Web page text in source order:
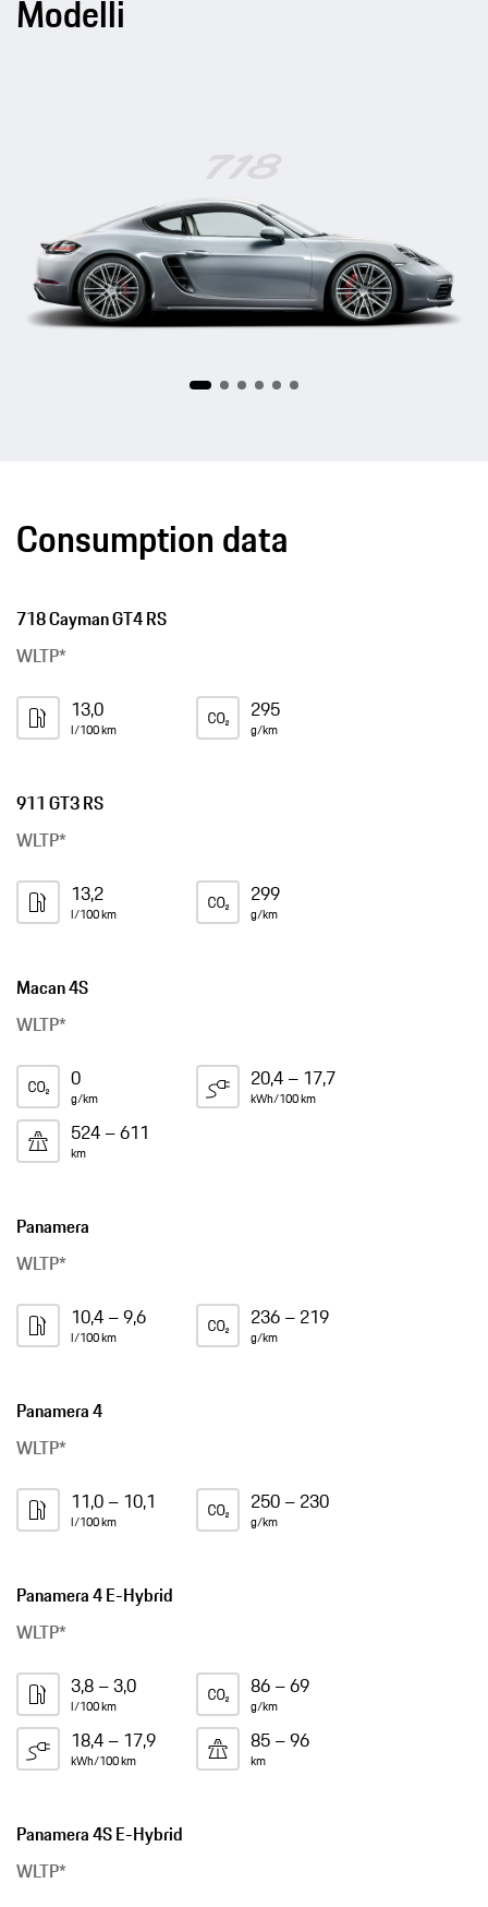
Modelli
718
Consumption data
718 Cayman GT4 RS
WLTP*
13,0
l/100 km
295
g/km
911 GT3 RS
WLTP*
13,2
l/100 km
299
g/km
Macan 4S
WLTP*
0
g/km
20,4 – 17,7
kWh/100 km
524 – 611
km
Panamera
WLTP*
10,4 – 9,6
l/100 km
236 – 219
g/km
Panamera 4
WLTP*
11,0 – 10,1
l/100 km
250 – 230
g/km
Panamera 4 E-Hybrid
WLTP*
3,8 – 3,0
l/100 km
86 – 69
g/km
18,4 – 17,9
kWh/100 km
85 – 96
km
Panamera 4S E-Hybrid
WLTP*